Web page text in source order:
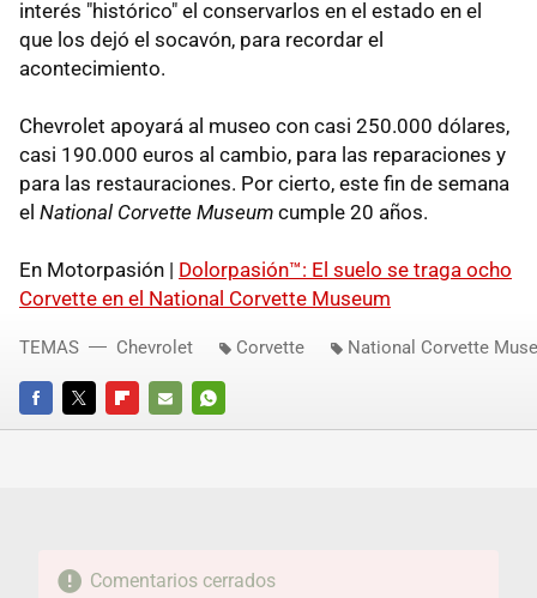
interés "histórico" el conservarlos en el estado en el
que los dejó el socavón, para recordar el
acontecimiento.
Chevrolet apoyará al museo con casi 250.000 dólares,
casi 190.000 euros al cambio, para las reparaciones y
para las restauraciones. Por cierto, este fin de semana
el National Corvette Museum cumple 20 años.
En Motorpasión | Dolorpasión™: El suelo se traga ocho
Corvette en el National Corvette Museum
FACEBOOKTWITTERFLIPBOARD
E-
WHATSAPP
TEMAS Chevrolet Corvette National Corvette
Comentarios cerrados